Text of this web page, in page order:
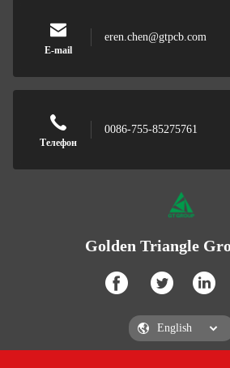
E-mail
eren.chen@gtpcb.com
Телефон
0086-755-85275761
Golden Triangle